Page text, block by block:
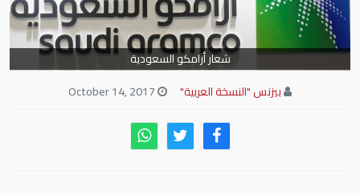
شعار أرامكو السعودية
بيزنس "النسخة العربية"